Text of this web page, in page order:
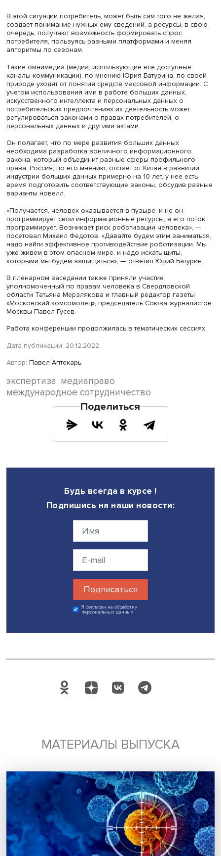
с таргетированием информации для индивидуумов и
граждан. По его мнению, концепция омнимедиа
медиасферу из бизнеса. Подобно тому, как разные
площадки, зная из прежних запросов и соцсетей
предпочтений потребителя, предлагают ему товары,
информационные ресурсы ведут профайлинг его
направляют ему соответствующие сведения.
Юрий Батурин
В этой ситуации потребитель, может быть сам того не
создает понимание нужных ему сведений, а ресурсы, в
очередь, получают возможность формировать спрос
потребителя, пользуясь разными платформами и меняя
алгоритмы по сезонам.
Такие омнимедиа (медиа, использующие все доступные
природе уходят от понятия средств массовой
учетом использования ими в работе больших данных,
искусственного интеллекта и персональных данных о
потребительских предпочтениях их деятельность может
персональных данных и другими актами.
Он полагает, что по мере развития больших данных
необходима разработка зонтичного информационного
закона, который объединит разные сферы
права. Россия, по его мнению, отстает от Китая в
индустрии больших данных примерно на 10 лет, у нее
программирует свои информационные ресурсы, а его
программирует. Возникает риск роботизации
посетовал Михаил Федотов. «Давайте будем этим
уже живем в этом опасном мире, и надо искать щиты,
которыми мы будем защищаться», — ответил Юрий
В пленарном заседании также приняли участие
уполномоченный по правам человека в Свердловской
«Московский комсомолец», председатель Союза
Москвы Павел Гусев.
Работа конференции продолжилась в тематических
Дата публикации: 20.12.2022
международное сотрудничество
Будь всегда в курсе !
Подпишись на наши новости: